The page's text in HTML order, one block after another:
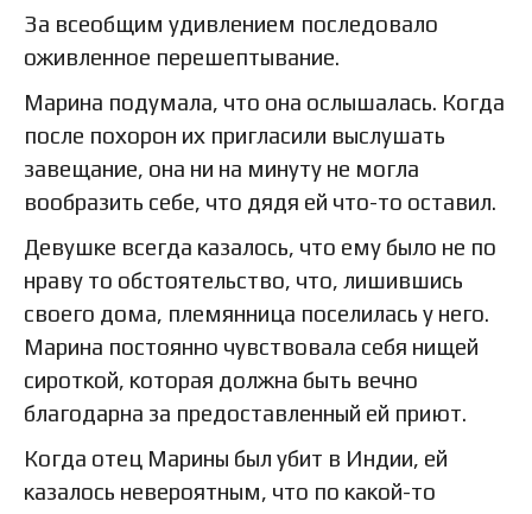
За всеобщим удивлением последовало
оживленное перешептывание.
Марина подумала, что она ослышалась. Когда
после похорон их пригласили выслушать
завещание, она ни на минуту не могла
вообразить себе, что дядя ей что-то оставил.
Девушке всегда казалось, что ему было не по
нраву то обстоятельство, что, лишившись
своего дома, племянница поселилась у него.
Марина постоянно чувствовала себя нищей
сироткой, которая должна быть вечно
благодарна за предоставленный ей приют.
Когда отец Марины был убит в Индии, ей
казалось невероятным, что по какой-то